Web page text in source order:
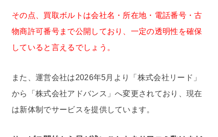
その点、買取ボルトは会社名・所在地・電話番号・古
物商許可番号まで公開しており、一定の透明性を確保
していると言えるでしょう。
また、運営会社は2026年5月より「株式会社リード」
から「株式会社アドバンス」へ変更されており、現在
は新体制でサービスを提供しています。